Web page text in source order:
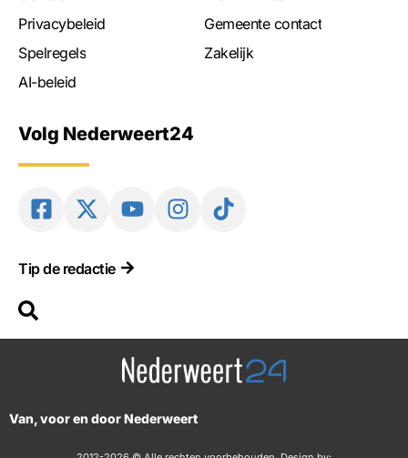
Privacybeleid
Spelregels
AI-beleid
Gemeente contact
Zakelijk
Volg Nederweert24
Tip de redactie
Van, voor en door Nederweert